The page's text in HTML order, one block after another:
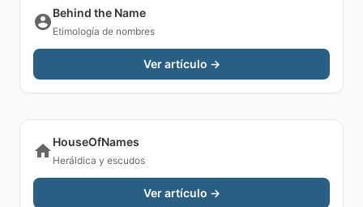
Behind the Name
Etimología de nombres
Ver artículo →
HouseOfNames
Heráldica y escudos
Ver artículo →